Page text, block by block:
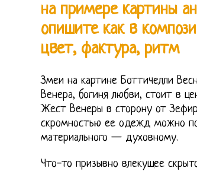
на примере картины
опишите как в
цвет, фактура, ритм
Змеи на картине Боттичелли
Венера, богиня любви, стоит в
Жест Венеры в сторону от
скромностью ее одежд можно
материального — духовному.
Что-то призывно влекущее